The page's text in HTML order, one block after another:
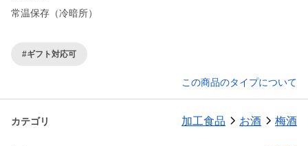
常温保存（冷暗所）
#ギフト対応可
この商品のタイプについて
カテゴリ 加工食品 お酒 梅酒